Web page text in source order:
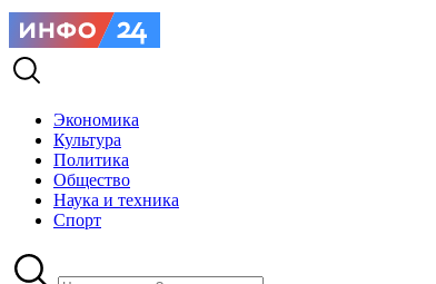
Экономика
Культура
Политика
Общество
Наука и техника
Спорт